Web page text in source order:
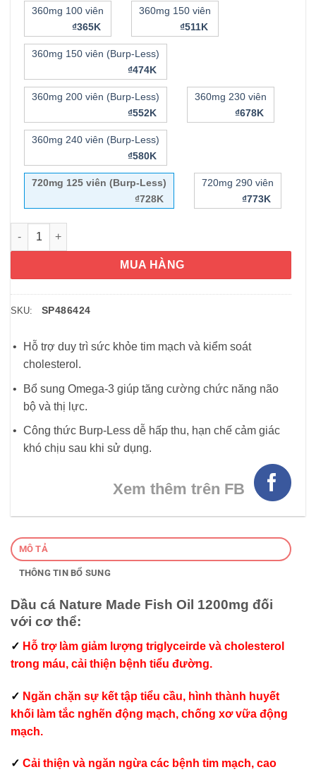
360mg 100 viên
₫365K
360mg 150 viên
₫511K
360mg 150 viên (Burp-Less)
₫474K
360mg 200 viên (Burp-Less)
₫552K
360mg 230 viên
₫678K
360mg 240 viên (Burp-Less)
₫580K
720mg 125 viên (Burp-Less)
₫728K
720mg 290 viên
₫773K
Dầu cá Nature Made Fish Oil 1200mg 720mg Omega-3 125
MUA HÀNG
SKU: SP486424
Hỗ trợ duy trì sức khỏe tim mạch và kiểm soát
cholesterol.
Bổ sung Omega-3 giúp tăng cường chức năng não
bộ và thị lực.
Công thức Burp-Less dễ hấp thu, hạn chế cảm giác
khó chịu sau khi sử dụng.
Xem thêm trên FB
MÔ TẢ
THÔNG TIN BỔ SUNG
Dầu cá Nature Made Fish Oil 1200mg đối
với cơ thể:
✓ Hỗ trợ làm giảm lượng triglyceirde và cholesterol
trong máu, cải thiện bệnh tiểu đường.
✓ Ngăn chặn sự kết tập tiểu cầu, hình thành huyết
khối làm tắc nghẽn động mạch, chống xơ vữa động
mạch.
✓ Cải thiện và ngăn ngừa các bệnh tim mạch, cao